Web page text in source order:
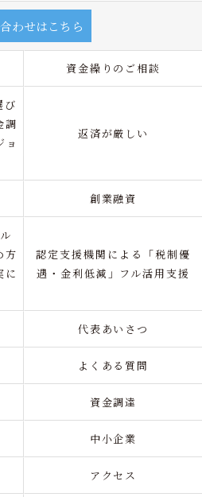
わせはこちら
資金繰りのご相談
び
調
返済が厳しい
創業融資
方
に
認定支援機関による「税制優
遇・金利低減」フル活用支援
代表あいさつ
よくある質問
資金調達
中小企業
アクセス